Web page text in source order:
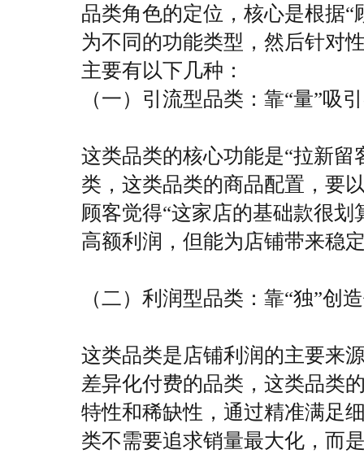
品类角色的定位，核心是根据“
为不同的功能类型，然后针对
主要有以下几种：
（一）引流型品类：靠“量”吸
这类品类的核心功能是“拉新
类，这类品类的商品配置，要
顾客觉得“这家店的基础款很
高额利润，但能为店铺带来稳
（二）利润型品类：靠“独”创
这类品类是店铺利润的主要来
差异化付费的品类，这类品类
特性和稀缺性，通过精准满足
类不需要追求销量最大化，而